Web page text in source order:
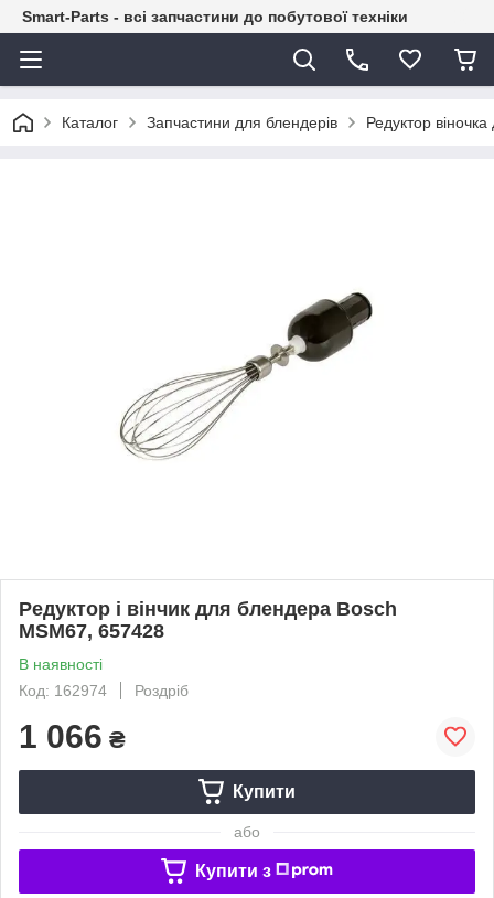
Smart-Parts - всі запчастини до побутової техніки
Каталог Запчастини для блендерів Редуктор
Редуктор і вінчик для блендера Bosch
MSM67, 657428
В наявності
Код: 162974
Роздріб
1 066 ₴
Купити
або
Купити з